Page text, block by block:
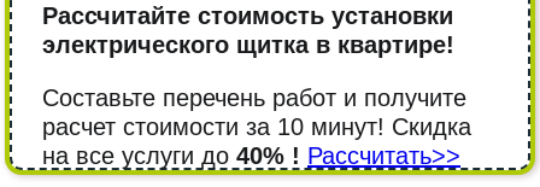
Рассчитайте стоимость установки
электрического щитка в квартире!
Составьте перечень работ и получите
расчет стоимости за 10 минут! Cкидка
на все услуги до 40% ! Рассчитать>>